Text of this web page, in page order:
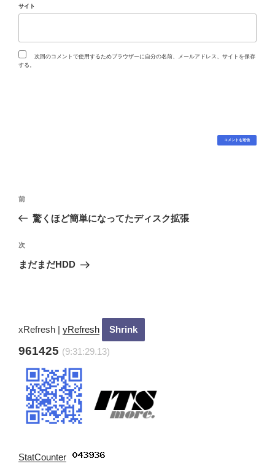
サイト
次回のコメントで使用するためブラウザーに自分の名前、メールアドレス、サイトを保存
する。
投
ナ
ビ
ゲ
ン
過
去
投
稿
前
驚くほど簡単になってたディスク拡張
次
の
次
まだまだHDD
xRefresh | yRefresh
961425 (9:31:30.33)
StatCounter